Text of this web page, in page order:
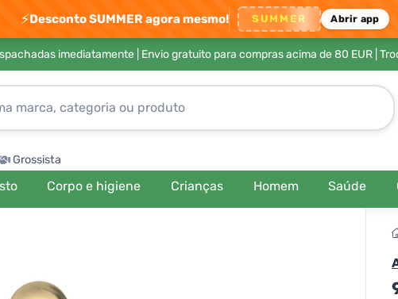
⚡Desconto SUMMER agora mesmo! SUMMER Abrir app
imediatamente | Envio gratuito para compras acima de 80 EUR|
Grossista
Corpo e higiene Crianças Homem Saúde